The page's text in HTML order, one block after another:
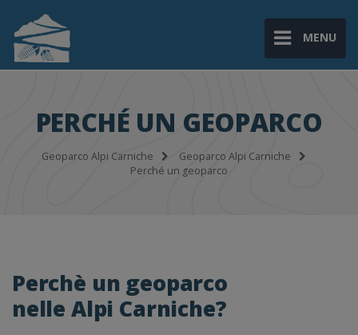
MENU
PERCHÉ UN GEOPARCO
Geoparco Alpi Carniche
Geoparco Alpi Carniche
Perché un geoparco
Perchè un geoparco
nelle Alpi Carniche?